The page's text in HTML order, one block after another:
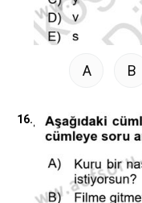
A B
16.